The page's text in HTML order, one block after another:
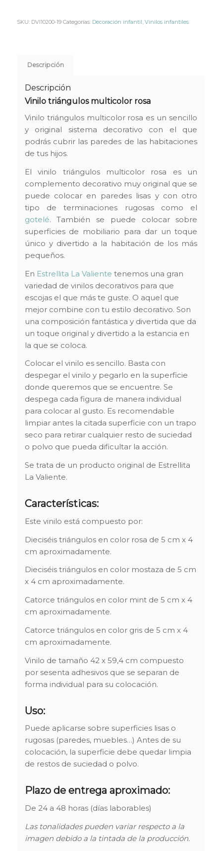
SKU: DVI10200-19 Categorías: Decoración infantil, Vinilos infantiles
Descripción
Descripción
Vinilo triángulos multicolor rosa
Vinilo triángulos multicolor rosa es un sencillo
y original sistema decorativo con el que
podrás cubrir las paredes de las habitaciones
de tus hijos.
El vinilo triángulos multicolor rosa es un
complemento decorativo muy original que se
puede colocar en paredes lisas y con otro
tipo de terminaciones rugosas como el
gotelé. También se puede colocar sobre
superficies de mobiliario para dar un toque
único y divertido a la habitación de los más
pequeños.
En Estrellita La Valiente tenemos una gran
variedad de vinilos decorativos para que
escojas el que más te guste. O aquel que
mejor combine con tu estilo decorativo. Son
una composición fantástica y divertida que da
un toque original y divertido a la estancia en
la que se coloca.
Colocar el vinilo es sencillo. Basta con
despegar el vinilo y pegarlo en la superficie
donde queremos que se encuentre. Se
despega cada figura de manera individual
para colocar al gusto. Es recomendable
limpiar antes la citada superficie con un trapo
seco para retirar cualquier resto de suciedad
o polvo que pueda dificultar la acción.
Se trata de un producto original de Estrellita
La Valiente.
Características:
Este vinilo está compuesto por:
Dieciséis triángulos en color rosa de 5 cm x 4
cm aproximadamente.
Dieciséis triángulos en color mostaza de 5 cm
x 4 cm aproximadamente.
Catorce triángulos en color mint de 5 cm x 4
cm aproximadamente.
Catorce triángulos en color gris de 5 cm x 4
cm aproximadamente.
Vinilo de tamaño 42 x 59,4 cm compuesto
por sesenta adhesivos que se separan de
forma individual para su colocación.
Uso:
Puede aplicarse sobre superficies lisas o
rugosas (paredes, muebles…) Antes de su
colocación, la superficie debe quedar limpia
de restos de suciedad o polvo.
Plazo de entrega aproximado:
De 24 a 48 horas (días laborables)
Las tonalidades pueden variar respecto a la
imagen debido a la tintada de la producción.